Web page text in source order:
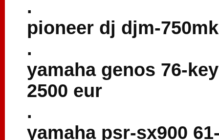
.
pioneer dj djm-
.
yamaha genos 76-
2500 eur
.
yamaha psr-sx900